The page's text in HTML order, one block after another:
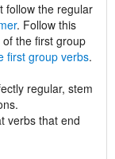
follow the regular
. Follow this
the first group
first group verbs.
regular, stem
verbs that end